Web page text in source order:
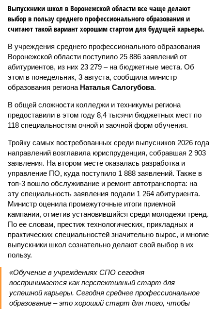
Выпускники школ в Воронежской области все чаще делают
выбор в пользу среднего профессионального образования и
считают такой вариант хорошим стартом для будущей карьеры.
В учреждения среднего профессионального образования
Воронежской области поступило 25 886 заявлений от
абитуриентов, из них 23 279 – на бюджетные места. Об
этом в понедельник, 3 августа, сообщила министр
образования региона Наталья Салогубова.
В общей сложности колледжи и техникумы региона
предоставили в этом году 8,4 тысячи бюджетных мест по
118 специальностям очной и заочной форм обучения.
Тройку самых востребованных среди выпусников 2026 года
направлений возглавила юриспруденция, собравшая 2 903
заявления. На втором месте оказалась разработка и
управление ПО, куда поступило 1 888 заявлений. Также в
топ-3 вошло обслуживание и ремонт автотранспорта: на
эту специальность заявления подали 1 264 абитуриента.
Министр оценила промежуточные итоги приемной
кампании, отметив установившийся среди молодежи тренд.
По ее словам, престиж технологических, прикладных и
практических специальностей значительно вырос, и многие
выпускники школ сознательно делают свой выбор в их
пользу.
«Обучение в учреждениях СПО сегодня
воспринимается как перспективный старт для
успешной карьеры. Сегодня среднее профессиональное
образование – это хороший старт для того, чтобы